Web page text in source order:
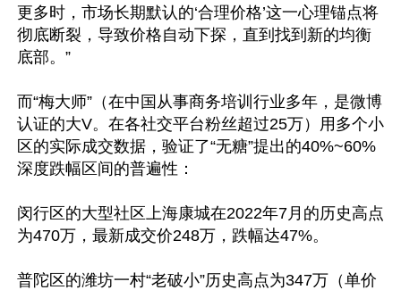
更多时，市场长期默认的‘合理价格’这一心理锚点将
彻底断裂，导致价格自动下探，直到找到新的均衡
底部。”
而“梅大师”（在中国从事商务培训行业多年，是微博
认证的大V。在各社交平台粉丝超过25万）用多个小
区的实际成交数据，验证了“无糖”提出的40%~60%
深度跌幅区间的普遍性：
闵行区的大型社区上海康城在2022年7月的历史高点
为470万，最新成交价248万，跌幅达47%。
普陀区的潍坊一村“老破小”历史高点为347万（单价